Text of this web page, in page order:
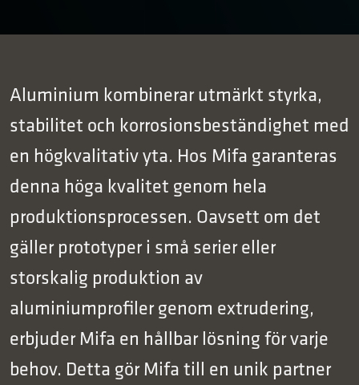
Aluminium kombinerar utmärkt styrka,
stabilitet och korrosionsbeständighet med
en högkvalitativ yta. Hos Mifa garanteras
denna höga kvalitet genom hela
produktionsprocessen. Oavsett om det
gäller prototyper i små serier eller
storskalig produktion av
aluminiumprofiler genom extrudering,
erbjuder Mifa en hållbar lösning för varje
behov. Detta gör Mifa till en unik partner